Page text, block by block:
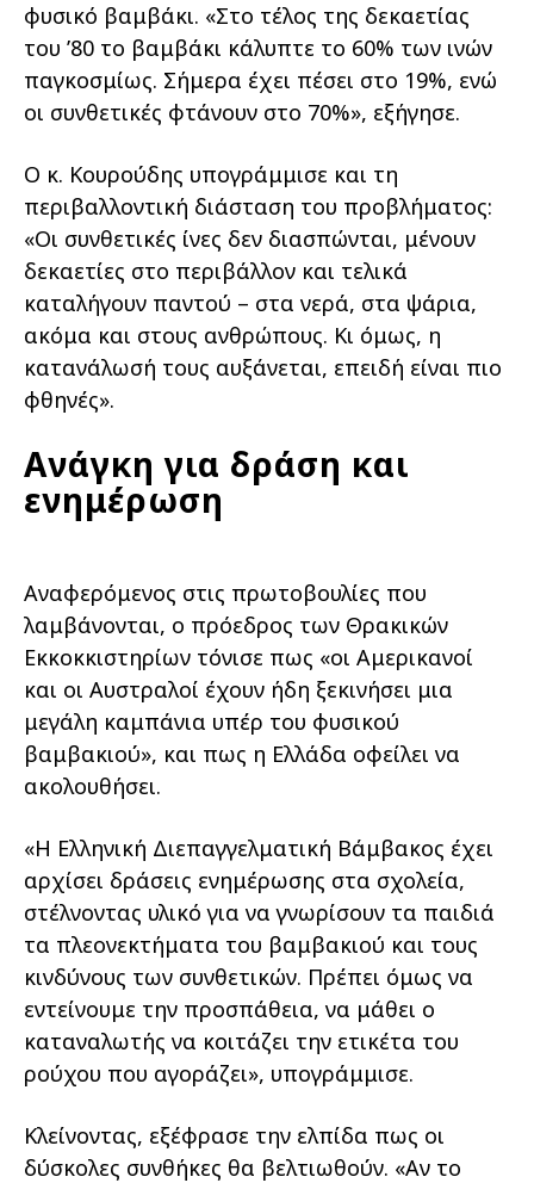
φυσικό βαμβάκι. «Στο τέλος της δεκαετίας
του ’80 το βαμβάκι κάλυπτε το 60% των ινών
παγκοσμίως. Σήμερα έχει πέσει στο 19%, ενώ
οι συνθετικές φτάνουν στο 70%», εξήγησε.
Ο κ. Κουρούδης υπογράμμισε και τη
περιβαλλοντική διάσταση του προβλήματος:
«Οι συνθετικές ίνες δεν διασπώνται, μένουν
δεκαετίες στο περιβάλλον και τελικά
καταλήγουν παντού – στα νερά, στα ψάρια,
ακόμα και στους ανθρώπους. Κι όμως, η
κατανάλωσή τους αυξάνεται, επειδή είναι πιο
φθηνές».
Ανάγκη για δράση και
ενημέρωση
Αναφερόμενος στις πρωτοβουλίες που
λαμβάνονται, ο πρόεδρος των Θρακικών
Εκκοκκιστηρίων τόνισε πως «οι Αμερικανοί
και οι Αυστραλοί έχουν ήδη ξεκινήσει μια
μεγάλη καμπάνια υπέρ του φυσικού
βαμβακιού», και πως η Ελλάδα οφείλει να
ακολουθήσει.
«Η Ελληνική Διεπαγγελματική Βάμβακος έχει
αρχίσει δράσεις ενημέρωσης στα σχολεία,
στέλνοντας υλικό για να γνωρίσουν τα παιδιά
τα πλεονεκτήματα του βαμβακιού και τους
κινδύνους των συνθετικών. Πρέπει όμως να
εντείνουμε την προσπάθεια, να μάθει ο
καταναλωτής να κοιτάζει την ετικέτα του
ρούχου που αγοράζει», υπογράμμισε.
Κλείνοντας, εξέφρασε την ελπίδα πως οι
δύσκολες συνθήκες θα βελτιωθούν. «Αν το